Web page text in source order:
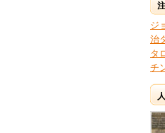
ジ
治
タ
チ